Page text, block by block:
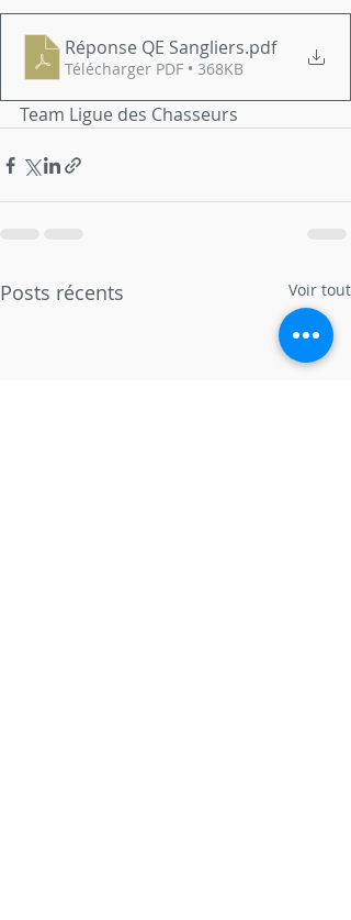
Réponse QE Sangliers.pdf
Télécharger PDF • 368KB
Team Ligue des Chasseurs
Posts récents Voir tout